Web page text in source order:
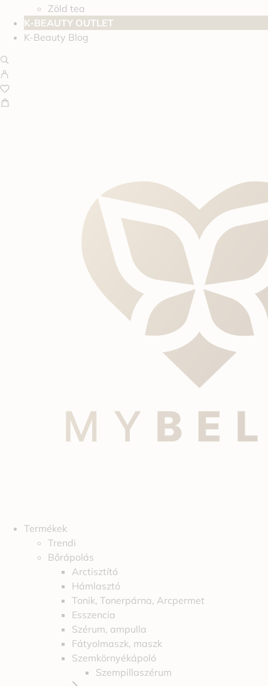
Zöld tea
K-BEAUTY OUTLET
K-Beauty Blog
Termékek
Trendi
Bőrápolás
Arctisztító
Hámlasztó
Tonik, Tonerpárna, Arcpermet
Esszencia
Szérum, ampulla
Fátyolmaszk, maszk
Szemkörnyékápoló
Szempillaszérum